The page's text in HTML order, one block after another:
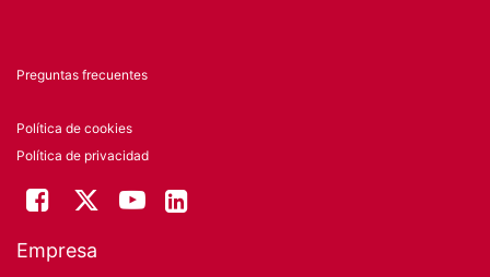
Preguntas frecuentes
Política de cookies
Política de privacidad
Empresa